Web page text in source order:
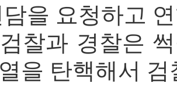
을 요청하고
찰과 경찰은
을 탄핵해서